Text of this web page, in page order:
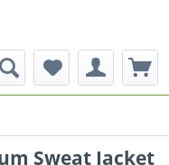
Sweat Jacket